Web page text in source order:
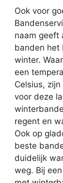
Ook voor
naam geeft
banden het
winter.
een
Celsius,
voor deze
regent en
Ook op
beste
duidelijk
weg. Bij